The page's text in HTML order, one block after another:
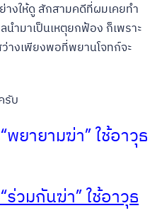
งให้ดู สักสามคดีที่ผมเคยทำ
ำมาเป็นเหตุยกฟ้อง ก็เพราะ
ว่างเพียงพอที่พยานโจทก์จะ
รับ
ยายามฆ่า” ใช้อาวุธ
วมกันฆ่า” ใช้อาวุธ